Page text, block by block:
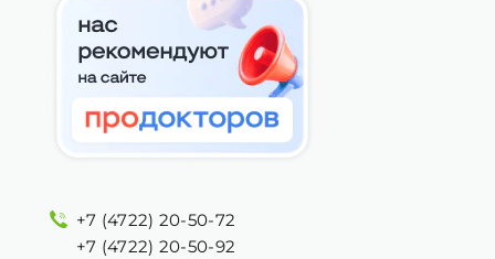
+7 (4722) 20-50-72
+7 (4722) 20-50-92